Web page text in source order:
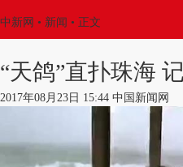
中新网 • 新闻 • 正文
“天鸽”直扑珠海
2017年08月23日 15:44 中国新闻网